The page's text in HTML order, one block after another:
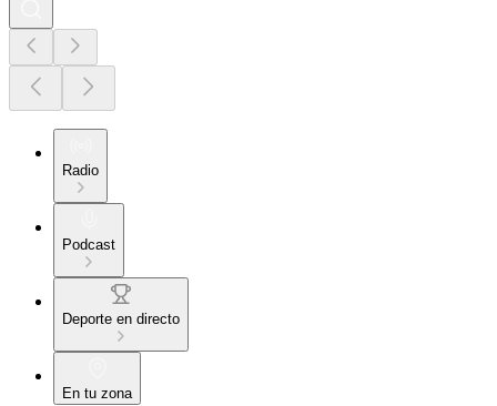
Radio
Podcast
Deporte en directo
En tu zona